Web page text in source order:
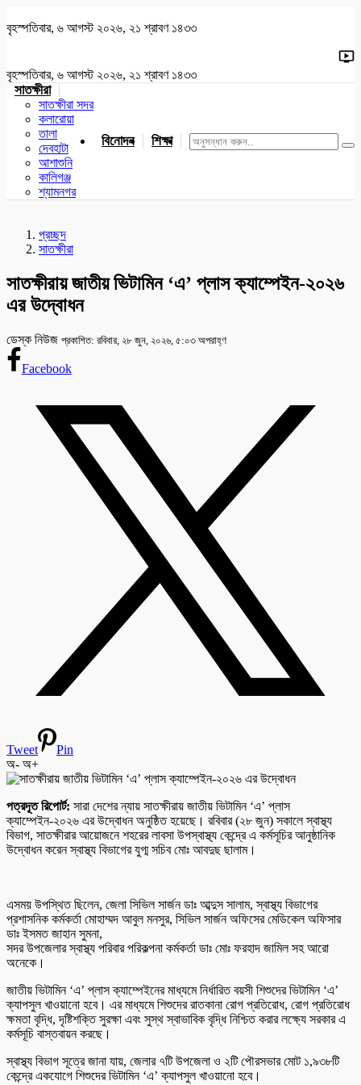
বৃহস্পতিবার, ৬ আগস্ট ২০২৬, ২১ শ্রাবণ ১৪৩৩
বৃহস্পতিবার, ৬ আগস্ট ২০২৬, ২১ শ্রাবণ ১৪৩৩
সাতক্ষীরা
সাতক্ষীরা সদর
কলারোয়া
তালা
দেবহাটা
আশাশুনি
কালিগঞ্জ
শ্যামনগর
বিনোদন শিক্ষা খেলাধুলা জাতীয় যশোর
প্রচ্ছদ
সাতক্ষীরা
সাতক্ষীরায় জাতীয় ভিটামিন ‘এ’ প্লাস ক্যাম্পেইন-২০২৬
এর উদ্বোধন
ডেস্ক নিউজ প্রকাশিত: রবিবার, ২৮ জুন, ২০২৬, ৫:০৩ অপরাহ্ণ
Facebook
Tweet
Pin
অ- অ+
পত্রদূত রিপোর্ট: সারা দেশের ন্যায় সাতক্ষীরায় জাতীয় ভিটামিন ‘এ’ প্লাস
ক্যাম্পেইন-২০২৬ এর উদ্বোধন অনুষ্ঠিত হয়েছে। রবিবার (২৮ জুন) সকালে স্বাস্থ্য
বিভাগ, সাতক্ষীরার আয়োজনে শহরের লাবসা উপস্বাস্থ্য কেন্দ্রে এ কর্মসূচির আনুষ্ঠানিক
উদ্বোধন করেন স্বাস্থ্য বিভাগের যুগ্ম সচিব মোঃ আবদুছ ছালাম।
এসময় উপস্থিত ছিলেন, জেলা সিভিল সার্জন ডাঃ আব্দুস সালাম, স্বাস্থ্য বিভাগের
প্রশাসনিক কর্মকর্তা মোহাম্মদ আবুল মনসুর, সিভিল সার্জন অফিসের মেডিকেল অফিসার
ডাঃ ইসমত জাহান সুমনা,
সদর উপজেলার স্বাস্থ্য পরিবার পরিকল্পনা কর্মকর্তা ডাঃ মোঃ ফরহাদ জামিল সহ আরো
অনেকে।
জাতীয় ভিটামিন ‘এ’ প্লাস ক্যাম্পেইনের মাধ্যমে নির্ধারিত বয়সী শিশুদের ভিটামিন ‘এ’
ক্যাপসুল খাওয়ানো হবে। এর মাধ্যমে শিশুদের রাতকানা রোগ প্রতিরোধ, রোগ প্রতিরোধ
ক্ষমতা বৃদ্ধি, দৃষ্টিশক্তি সুরক্ষা এবং সুস্থ স্বাভাবিক বৃদ্ধি নিশ্চিত করার লক্ষ্যে সরকার এ
কর্মসূচি বাস্তবায়ন করছে।
স্বাস্থ্য বিভাগ সূত্রে জানা যায়, জেলার ৭টি উপজেলা ও ২টি পৌরসভার মোট ১,৯৩৮টি
কেন্দ্রে একযোগে শিশুদের ভিটামিন ‘এ’ ক্যাপসুল খাওয়ানো হবে।